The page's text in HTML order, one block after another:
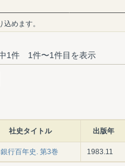
めます。
1件 1件〜1件目を表示
社史タイトル 出版年
行百年史. 第3巻 1983.11